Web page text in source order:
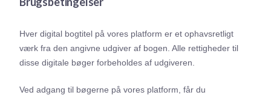
Hver digital bogtitel på vores platform er et ophavsretligt
værk fra den angivne udgiver af bogen. Alle rettigheder til
disse digitale bøger forbeholdes af udgiveren.
Ved adgang til bøgerne på vores platform, får du